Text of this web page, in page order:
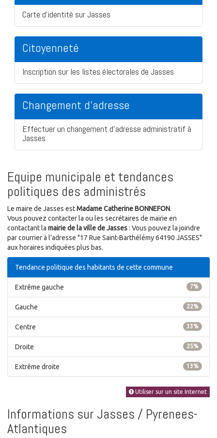
Carte d'identité sur Jasses
Citoyenneté
Inscription sur les listes électorales de Jasses
Changement d'adresse
Effectuer un changement d'adresse administratif à
Jasses
Equipe municipale et tendances
politiques des administrés
Le maire de Jasses estMadame Catherine BONNEFON.
Vous pouvez contacter la ou les secrétaires de mairie en
contactant la mairie de la ville de Jasses: Vous pouvez la joindre
par courrier à l'adresse "17 Rue Saint-Barthélémy 64190 JASSES"
aux horaires indiquées plus bas.
Tendance politique des habitants de cette commune
7%
Extrême gauche
22%
Gauche
33%
Centre
25%
Droite
13%
Extrême droite
Utiliser sur un site Internet
Informations sur Jasses / Pyrenees-
Atlantiques